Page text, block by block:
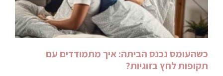
כשהעומס נכנס הביתה: איך מתמודדים עם
תקופות לחץ בזוגיות?